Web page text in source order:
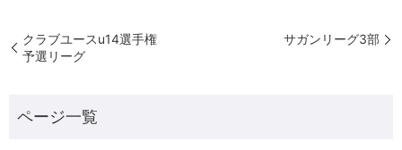
クラブユースu14選手権
予選リーグ
サガンリーグ3部